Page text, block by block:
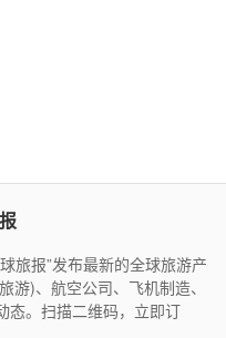
旅报”发布最新的全球旅游产
游)、航空公司、飞机制造、
态。扫描二维码，立即订